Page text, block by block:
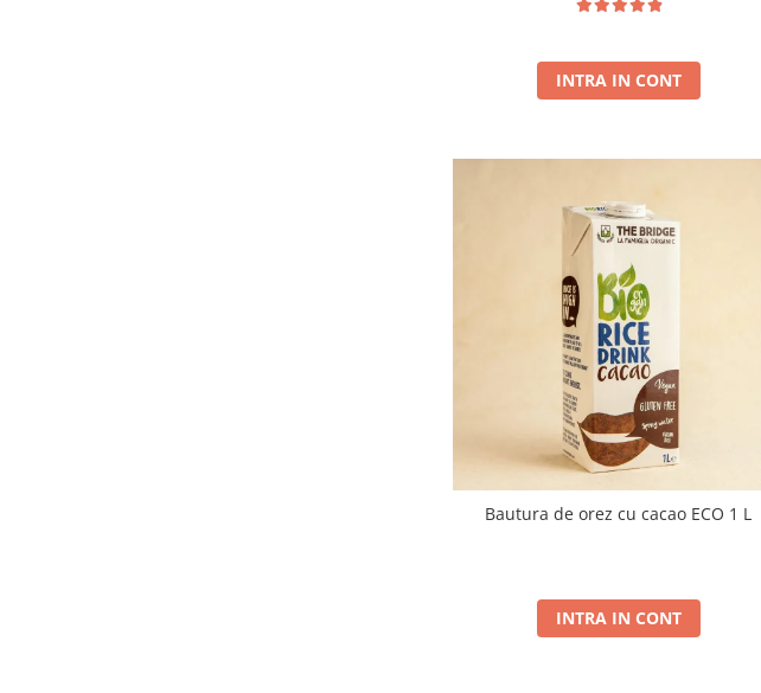
INTRA IN CONT
Bautura de orez cu cacao ECO 1 L
INTRA IN CONT